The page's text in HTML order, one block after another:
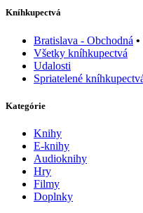
Kníhkupectvá
Bratislava - Obchodná
Všetky kníhkupectvá
Udalosti
Spriatelené
Kategórie
Knihy
E-knihy
Audioknihy
Hry
Filmy
Doplnky